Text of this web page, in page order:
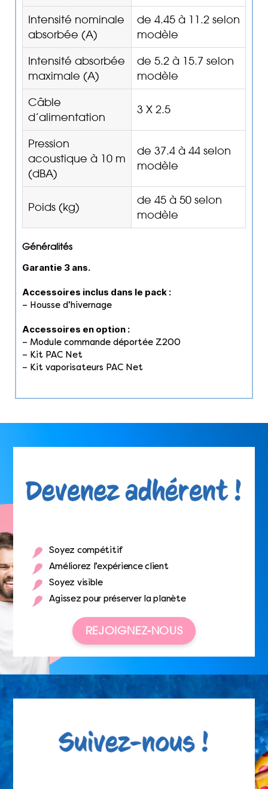
Intensité nominale
absorbée (A)
de 4.45 à 11.2 selon
modèle
Intensité absorbée
maximale (A)
de 5.2 à 15.7 selon
modèle
Câble
d’alimentation
3 X 2.5
Pression
acoustique à 10 m
(dBA)
de 37.4 à 44 selon
modèle
Poids (kg)
de 45 à 50 selon
modèle
Généralités
Garantie 3 ans.
Accessoires inclus dans le pack :
– Housse d’hivernage
Accessoires en option :
– Module commande déportée Z200
– Kit PAC Net
– Kit vaporisateurs PAC Net
Soyez compétitif
Améliorez l’expérience client
Soyez visible
Agissez pour préserver la planète
REJOIGNEZ-NOUS